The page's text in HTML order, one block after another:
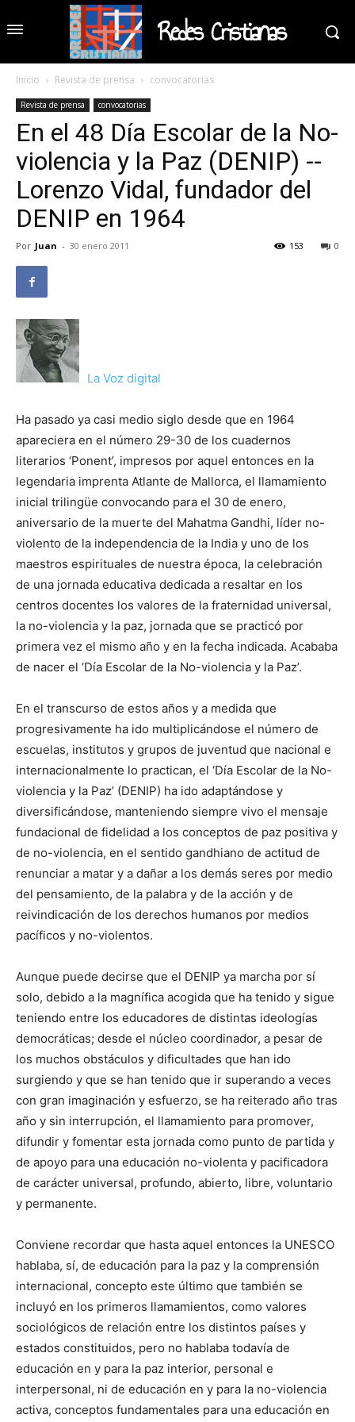
Redes Cristianas
Inicio Revista de prensa convocatorias
Revista de prensa convocatorias
En el 48 Día Escolar de la No-
violencia y la Paz (DENIP) --
Lorenzo Vidal, fundador del
DENIP en 1964
Por Juan - 30 enero 2011 0
153
La Voz digital
Ha pasado ya casi medio siglo desde que en 1964
apareciera en el número 29-30 de los cuadernos
literarios ‘Ponent’, impresos por aquel entonces en la
legendaria imprenta Atlante de Mallorca, el llamamiento
inicial trilingüe convocando para el 30 de enero,
aniversario de la muerte del Mahatma Gandhi, líder no-
violento de la independencia de la India y uno de los
maestros espirituales de nuestra época, la celebración
de una jornada educativa dedicada a resaltar en los
centros docentes los valores de la fraternidad universal,
la no-violencia y la paz, jornada que se practicó por
primera vez el mismo año y en la fecha indicada. Acababa
de nacer el ‘Día Escolar de la No-violencia y la Paz’.
En el transcurso de estos años y a medida que
progresivamente ha ido multiplicándose el número de
escuelas, institutos y grupos de juventud que nacional e
internacionalmente lo practican, el ‘Día Escolar de la No-
violencia y la Paz’ (DENIP) ha ido adaptándose y
diversificándose, manteniendo siempre vivo el mensaje
fundacional de fidelidad a los conceptos de paz positiva y
de no-violencia, en el sentido gandhiano de actitud de
renunciar a matar y a dañar a los demás seres por medio
del pensamiento, de la palabra y de la acción y de
reivindicación de los derechos humanos por medios
pacíficos y no-violentos.
Aunque puede decirse que el DENIP ya marcha por sí
solo, debido a la magnífica acogida que ha tenido y sigue
teniendo entre los educadores de distintas ideologías
democráticas; desde el núcleo coordinador, a pesar de
los muchos obstáculos y dificultades que han ido
surgiendo y que se han tenido que ir superando a veces
con gran imaginación y esfuerzo, se ha reiterado año tras
año y sin interrupción, el llamamiento para promover,
difundir y fomentar esta jornada como punto de partida y
de apoyo para una educación no-violenta y pacificadora
de carácter universal, profundo, abierto, libre, voluntario
y permanente.
Conviene recordar que hasta aquel entonces la UNESCO
hablaba, sí, de educación para la paz y la comprensión
internacional, concepto este último que también se
incluyó en los primeros llamamientos, como valores
sociológicos de relación entre los distintos países y
estados constituidos, pero no hablaba todavía de
educación en y para la paz interior, personal e
interpersonal, ni de educación en y para la no-violencia
activa, conceptos fundamentales para una educación en